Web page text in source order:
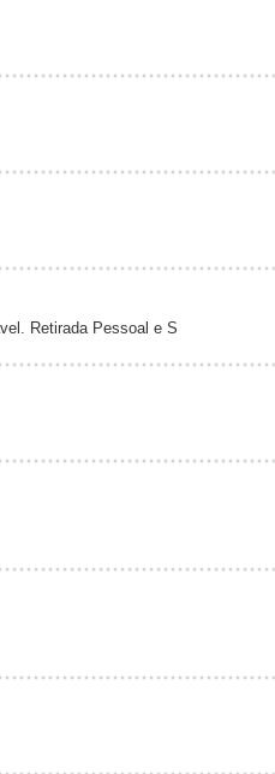
Retirada Pessoal e S